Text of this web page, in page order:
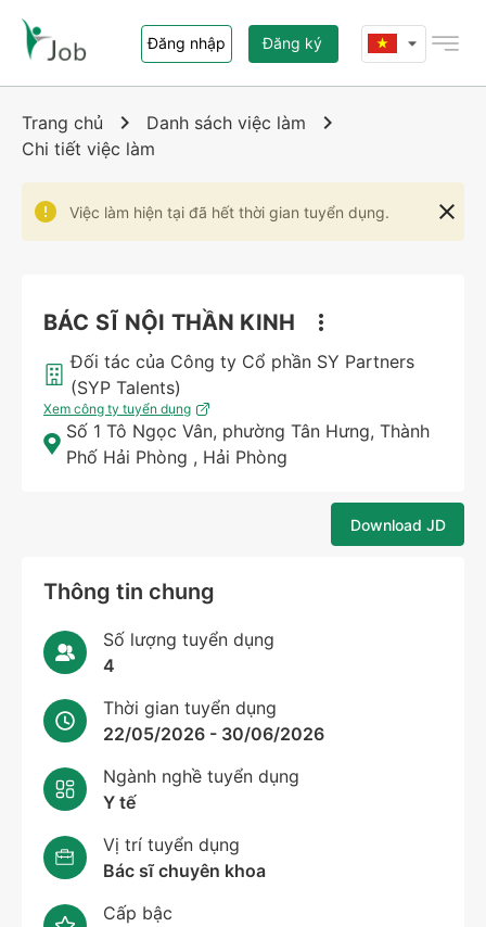
Đăng nhập Đăng ký
Trang chủ
Trang chủ
Danh sách việc làm
Chi tiết việc làm
Việc làm hiện tại đã hết thời gian tuyển dụng.
BÁC SĨ NỘI THẦN KINH
Đối tác của Công ty Cổ phần SY Partners
(SYP Talents)
Xem công ty tuyển dụng
Số 1 Tô Ngọc Vân, phường Tân Hưng, Thành
Phố Hải Phòng , Hải Phòng
Download JD
Thông tin chung
Số lượng tuyển dụng
4
Thời gian tuyển dụng
22/05/2026 - 30/06/2026
Ngành nghề tuyển dụng
Y tế
Vị trí tuyển dụng
Bác sĩ chuyên khoa
Cấp bậc